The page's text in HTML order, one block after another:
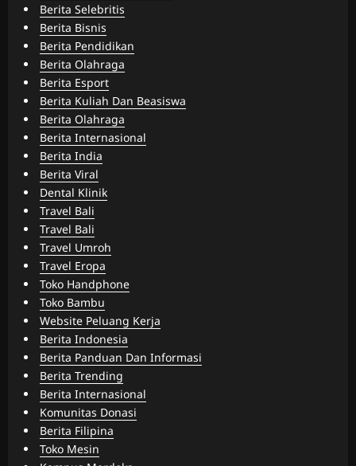
Berita Selebritis
Berita Bisnis
Berita Pendidikan
Berita Olahraga
Berita Esport
Berita Kuliah Dan Beasiswa
Berita Olahraga
Berita Internasional
Berita India
Berita Viral
Dental Klinik
Travel Bali
Travel Bali
Travel Umroh
Travel Eropa
Toko Handphone
Toko Bambu
Website Peluang Kerja
Berita Indonesia
Berita Panduan Dan Informasi
Berita Trending
Berita Internasional
Komunitas Donasi
Berita Filipina
Toko Mesin